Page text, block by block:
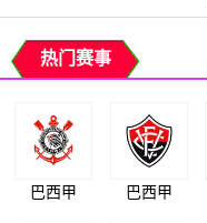
热门赛事
巴西甲 巴西甲